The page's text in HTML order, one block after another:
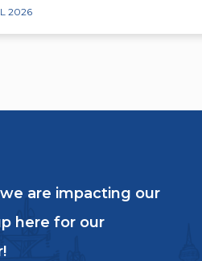
2026
are impacting our
here for our